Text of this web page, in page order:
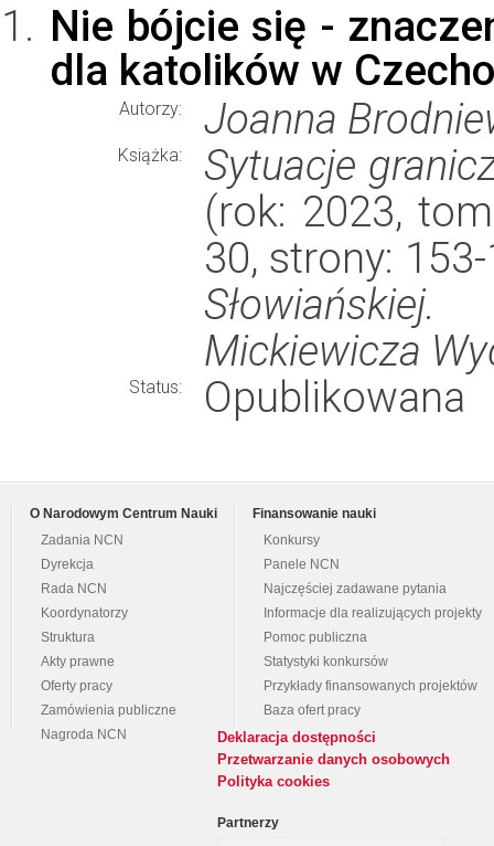
Nie bójcie się -
dla katolików w
Autorzy: Joanna
Książka:
Sytuacje
(rok: 2023,
30, strony:
Mickiewicza
Status: Opublikowana
O Narodowym Centrum Nauki
Zadania NCN
Dyrekcja
Rada NCN
Koordynatorzy
Struktura
Akty prawne
Oferty pracy
Zamówienia publiczne
Nagroda NCN
Finansowanie nauki
Konkursy
Panele NCN
Najczęściej zadawane pytania
Informacje dla realizujących projekty
Pomoc publiczna
Statystyki konkursów
Przykłady finansowanych projektów
Baza ofert pracy
Deklaracja dostępności
Przetwarzanie danych osobowych
Polityka cookies
Partnerzy